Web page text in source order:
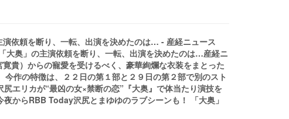
依頼を断り、一転、出演を決めたのは… - 産経ニュース
奥」の主演依頼を断り、一転、出演を決めたのは…産経ニ
貴）からの寵愛を受けるべく、豪華絢爛な衣装をまとった
作の特徴は、２２日の第１部と２９日の第２部で別のスト
エリカが“最凶の女×禁断の恋”『大奥』で体当たり演技を
からRBB Today沢尻とまゆゆのラブシーンも！ 「大奥」